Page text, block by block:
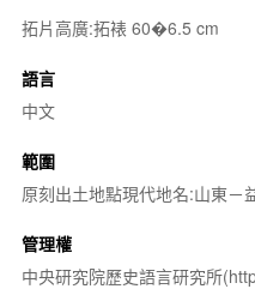
拓片高廣:拓裱 60�6.5 cm
語言
中文
範圍
原刻出土地點現代地名:山東－
管理權
中央研究院歷史語言研究所